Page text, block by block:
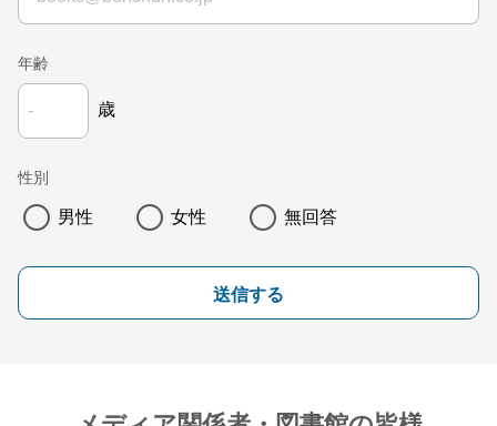
年齢
歳
性別
男性 女性 無回答
送信する